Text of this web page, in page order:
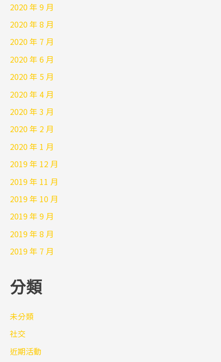
2020 年 9 月
2020 年 8 月
2020 年 7 月
2020 年 6 月
2020 年 5 月
2020 年 4 月
2020 年 3 月
2020 年 2 月
2020 年 1 月
2019 年 12 月
2019 年 11 月
2019 年 10 月
2019 年 9 月
2019 年 8 月
2019 年 7 月
分類
未分類
社交
近期活動